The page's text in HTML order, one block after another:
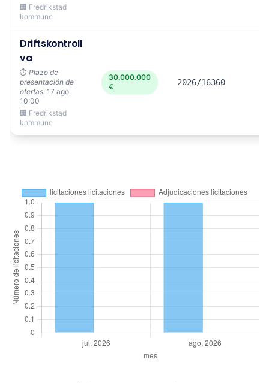
🏢 Fredrikstad
kommune
Driftskontroll
va
⏱️ Plazo de
presentación de
ofertas: 17 ago.
10:00
🏢 Fredrikstad
kommune
30.000.000
€
2026/16360